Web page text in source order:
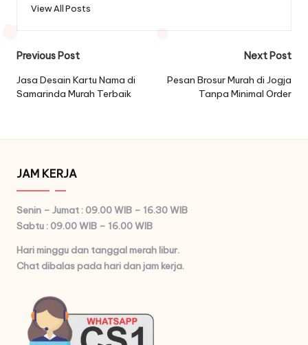
View All Posts
Post
navigation
Previous Post
Jasa Desain Kartu Nama di
Samarinda Murah Terbaik
Next Post
Pesan Brosur Murah di Jogja
Tanpa Minimal Order
JAM KERJA
Senin – Jumat : 09.00 WIB – 16.30 WIB
Sabtu : 09.00 WIB – 16.00 WIB
Hari minggu dan tanggal merah libur.
Chat dibalas pada hari dan jam kerja.